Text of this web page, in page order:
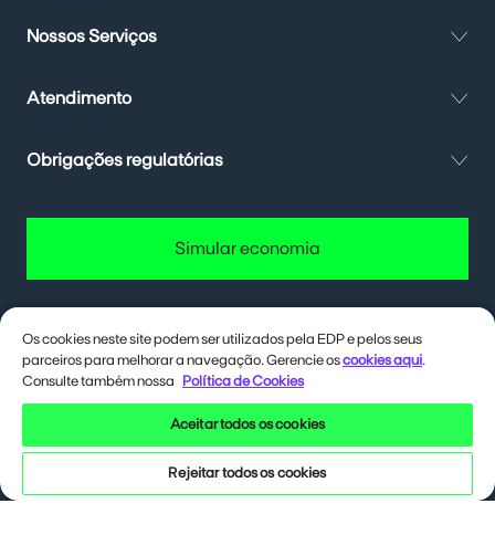
Quer até 40% de desconto na conta
de energia? Deixa eu te contar como.
Nossos Serviços
Atendimento
Obrigações regulatórias
Simular economia
Os cookies neste site podem ser utilizados pela EDP e pelos seus
parceiros para melhorar a navegação. Gerencie oscookies aqui.
Consulte também nossa
Política de Cookies
Aceitar todos os cookies
Rejeitar todos os cookies